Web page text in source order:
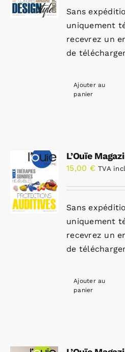
Sans
uniquement
recevrez un
de
Ajouter au
panier
L’Ouïe
15,00 € TVA
Sans
uniquement
recevrez un
de
Ajouter au
panier